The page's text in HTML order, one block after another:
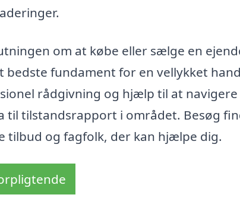
om at købe eller sælge en
fundament for en vellykket
rådgivning og hjælp til at
til tilstandsrapport i området. Besøg
tilbud og fagfolk, der kan hjælpe dig.